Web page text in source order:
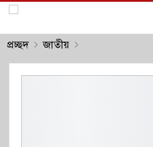
প্রচ্ছদ জাতীয়